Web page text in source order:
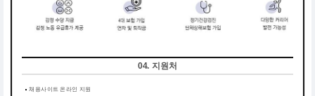
04. 지원처
채용사이트 온라인 지원